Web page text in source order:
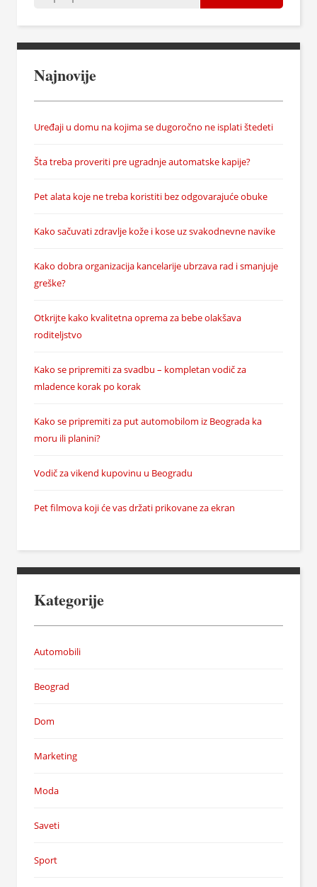
Najnovije
Uređaji u domu na kojima se dugoročno ne isplati štedeti
Šta treba proveriti pre ugradnje automatske kapije?
Pet alata koje ne treba koristiti bez odgovarajuće obuke
Kako sačuvati zdravlje kože i kose uz svakodnevne navike
Kako dobra organizacija kancelarije ubrzava rad i smanjuje
greške?
Otkrijte kako kvalitetna oprema za bebe olakšava
roditeljstvo
Kako se pripremiti za svadbu – kompletan vodič za
mladence korak po korak
Kako se pripremiti za put automobilom iz Beograda ka
moru ili planini?
Vodič za vikend kupovinu u Beogradu
Pet filmova koji će vas držati prikovane za ekran
Kategorije
Automobili
Beograd
Dom
Marketing
Moda
Saveti
Sport